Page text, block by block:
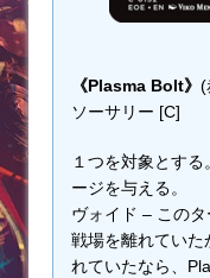
《Plasma Bolt》 (
ソーサリー [C]
１つを対象とす
ージを与える。
ヴォイド – この
戦場を離れていた
れていたなら、